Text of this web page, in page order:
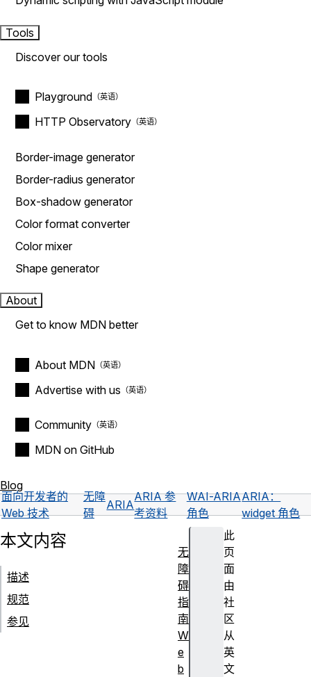
Tools
Discover our tools
Playground
HTTP Observatory
Border-image generator
Border-radius generator
Box-shadow generator
Color format converter
Color mixer
Shape generator
About
Get to know MDN better
About MDN
Advertise with us
Community
MDN on GitHub
Blog
面向开发者的
Web 技术
无障
碍
ARIA
ARIA 参
考资料
WAI-ARIA
角色
ARIA：
widget 角色
此
页
面
由
社
区
从
英
文
本文内容
描述
规范
参见
无
障
碍
指
南
W
e
b